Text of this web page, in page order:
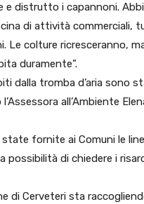
e distrutto i capannoni.
di attività commerciali,
Le colture ricresceranno,
duramente”.
dalla tromba d’aria sono
all’Ambiente
fornite ai Comuni le
possibilità di chiedere i
di Cerveteri sta